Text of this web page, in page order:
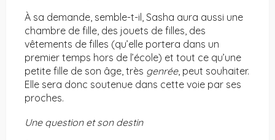
À sa demande, semble-t-il, Sasha aura aussi une
chambre de fille, des jouets de filles, des
vêtements de filles (qu’elle portera dans un
premier temps hors de l’école) et tout ce qu’une
petite fille de son âge, très genrée, peut souhaiter.
Elle sera donc soutenue dans cette voie par ses
proches.
Une question et son destin